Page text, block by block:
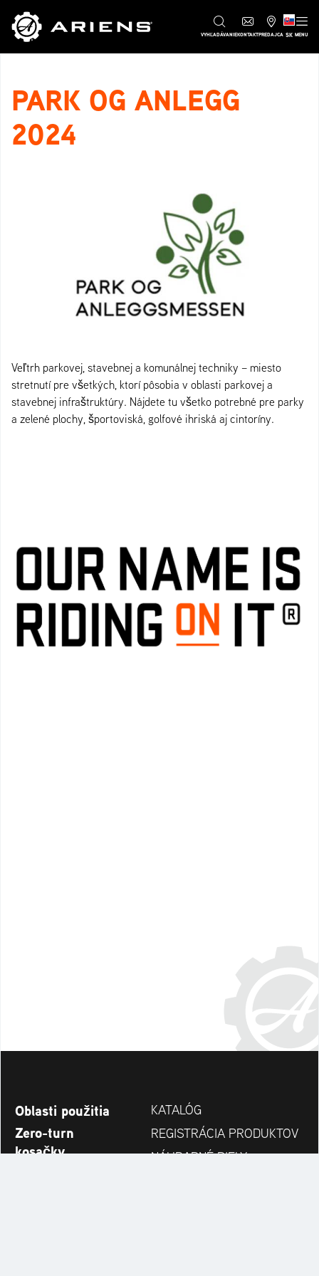
VYHĽADÁVANIEKONTAKTPREDAJCA SK MENU
PARK OG ANLEGG
2024
Veľtrh parkovej, stavebnej a komunálnej techniky – miesto
stretnutí pre všetkých, ktorí pôsobia v oblasti parkovej a
stavebnej infraštruktúry. Nájdete tu všetko potrebné pre parky
a zelené plochy, športoviská, golfové ihriská aj cintoríny.
Oblasti použitia
Zero-turn
kosačky
KATALÓG
REGISTRÁCIA PRODUKTOV
NÁHRADNÉ DIELY